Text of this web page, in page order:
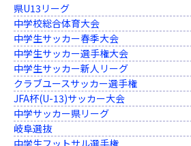
県U13リーグ
中学校総合体育大会
中学生サッカー春季大会
中学生サッカー選手権大会
中学生サッカー新人リーグ
クラブユースサッカー選手権
JFA杯(U-13)サッカー大会
中学サッカー県リーグ
岐阜選抜
中学生フットサル選手権